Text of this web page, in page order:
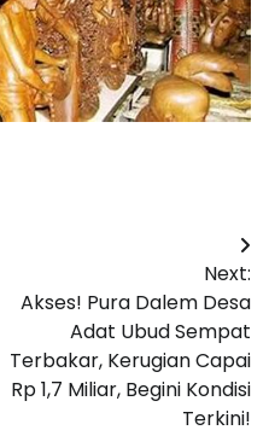
Next:
Akses! Pura Dalem Desa
Adat Ubud Sempat
Terbakar, Kerugian Capai
Rp 1,7 Miliar, Begini Kondisi
Terkini!